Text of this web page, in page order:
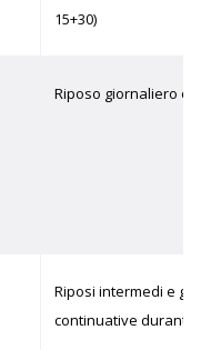
15+30)
Riposo giornaliero o
Riposi intermedi e
continuative durante la